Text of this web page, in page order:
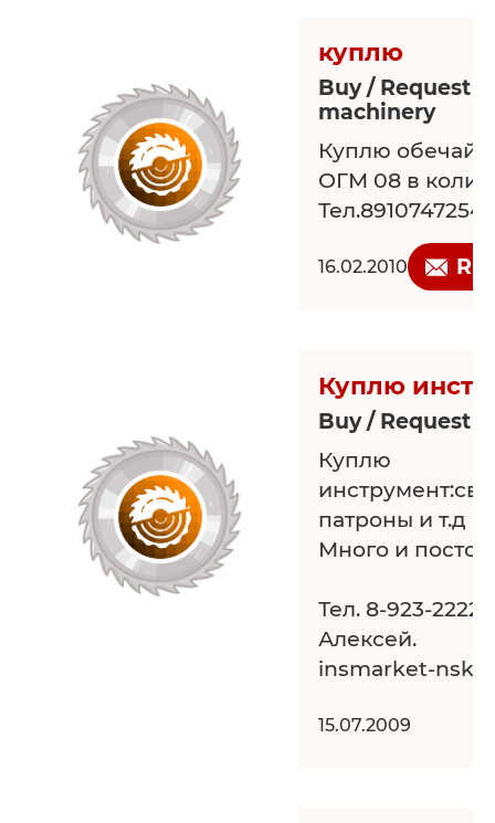
документы
куплю
Buy / Request
machinery
Куплю
ОГМ 08 в
Тел.89107472542
16.02.2010
Куплю
Buy / Request
Куплю
патроны и т.д
Много и
Тел. 8-923-
Алексей.
insmarket-
15.07.2009